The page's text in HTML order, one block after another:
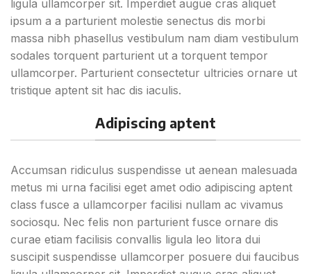
ligula ullamcorper sit. Imperdiet augue cras aliquet
ipsum a a parturient molestie senectus dis morbi
massa nibh phasellus vestibulum nam diam vestibulum
sodales torquent parturient ut a torquent tempor
ullamcorper. Parturient consectetur ultricies ornare ut
tristique aptent sit hac dis iaculis.
Adipiscing aptent
Accumsan ridiculus suspendisse ut aenean malesuada
metus mi urna facilisi eget amet odio adipiscing aptent
class fusce a ullamcorper facilisi nullam ac vivamus
sociosqu. Nec felis non parturient fusce ornare dis
curae etiam facilisis convallis ligula leo litora dui
suscipit suspendisse ullamcorper posuere dui faucibus